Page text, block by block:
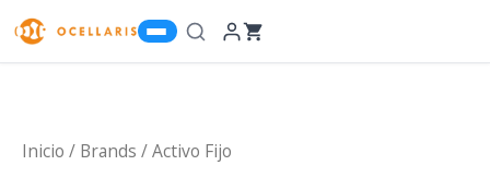
Inicio / Brands / Activo Fijo